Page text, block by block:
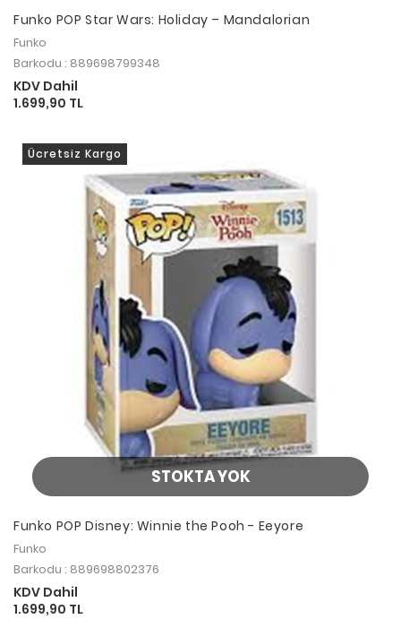
Funko POP Star Wars: Holiday – Mandalorian
Funko
Barkodu : 889698799348
KDV Dahil
1.699,90 TL
STOKTA YOK
Ücretsiz Kargo
Funko POP Disney: Winnie the Pooh - Eeyore
Funko
Barkodu : 889698802376
KDV Dahil
1.699,90 TL